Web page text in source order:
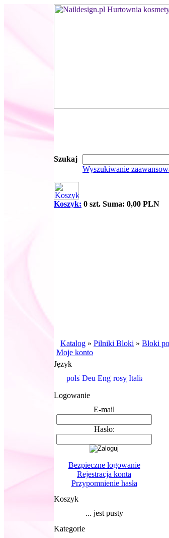
Szukaj
Wyszukiwanie
Koszyk: 0 szt. Suma: 0,00 PLN
Katalog » Pilniki Bloki » Bloki
Moje konto
Język
Logowanie
E-mail
Hasło:
Bezpieczne logowanie
Rejestracja konta
Przypomnienie hasła
Koszyk
... jest pusty
Kategorie